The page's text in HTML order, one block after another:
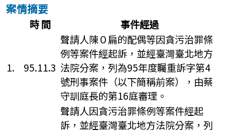
案情摘要
時 間 事件經過
1. 95.11.3
聲請人陳０扁的配偶等因貪污治罪條
例等案件經起訴，並經臺灣臺北地方
法院分案，列為95年度矚重訴字第4
號刑事案件（以下簡稱前案），由蔡
守訓庭長的第16庭審理。
聲請人因貪污治罪條例等案件經起
訴，並經臺灣臺北地方法院分案，列